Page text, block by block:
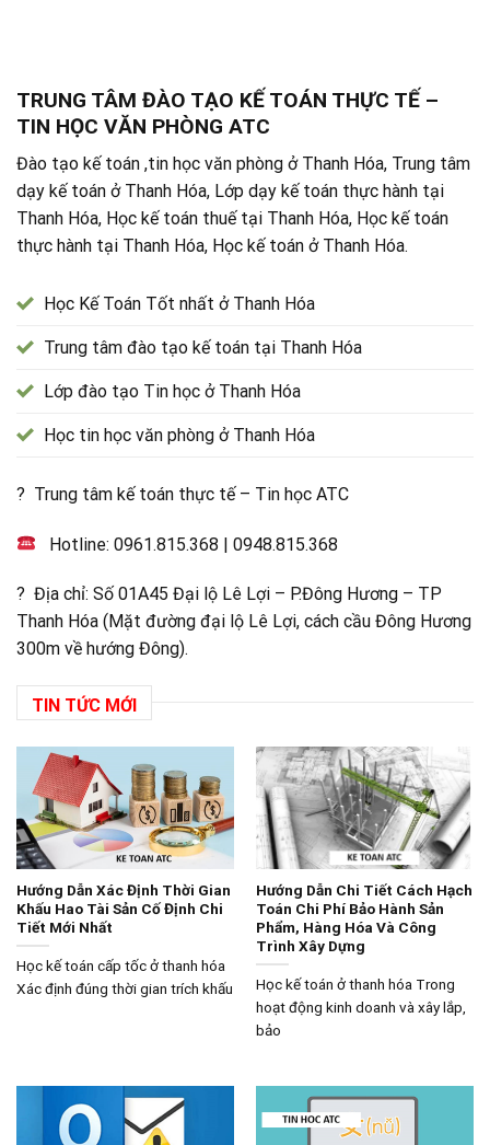
TRUNG TÂM ĐÀO TẠO KẾ TOÁN THỰC TẾ –
TIN HỌC VĂN PHÒNG ATC
Đào tạo kế toán ,tin học văn phòng ở Thanh Hóa, Trung tâm
dạy kế toán ở Thanh Hóa, Lớp dạy kế toán thực hành tại
Thanh Hóa, Học kế toán thuế tại Thanh Hóa, Học kế toán
thực hành tại Thanh Hóa, Học kế toán ở Thanh Hóa.
Học Kế Toán Tốt nhất ở Thanh Hóa
Trung tâm đào tạo kế toán tại Thanh Hóa
Lớp đào tạo Tin học ở Thanh Hóa
Học tin học văn phòng ở Thanh Hóa
? Trung tâm kế toán thực tế – Tin học ATC
Hotline:0961.815.368 |0948.815.368
? Địa chỉ: Số 01A45 Đại lộ Lê Lợi – P.Đông Hương – TP
Thanh Hóa (Mặt đường đại lộ Lê Lợi, cách cầu Đông Hương
300m về hướng Đông).
TIN TỨC MỚI
Hướng Dẫn Xác Định Thời Gian
Khấu Hao Tài Sản Cố Định Chi
Tiết Mới Nhất
Học kế toán cấp tốc ở thanh hóa
Xác định đúng thời gian trích khấu
Hướng Dẫn Chi Tiết Cách Hạch
Toán Chi Phí Bảo Hành Sản
Phẩm, Hàng Hóa Và Công
Trình Xây Dựng
Học kế toán ở thanh hóa Trong
hoạt động kinh doanh và xây lắp,
bảo